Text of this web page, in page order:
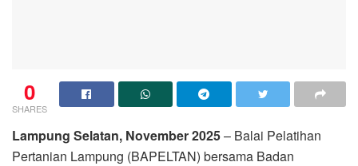
0
SHARES
Lampung Selatan, November 2025– Balai Pelatihan
Pertanian Lampung (BAPELTAN) bersama Badan